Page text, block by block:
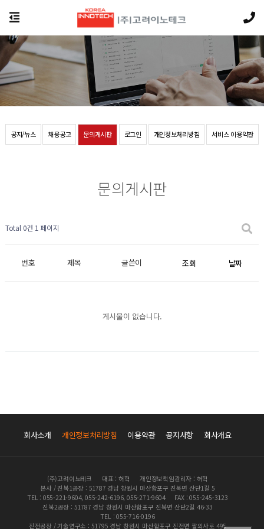
공지/뉴스 채용공고 문의게시판 로그인 개인정보처리방침 서비스 이용약관
문의게시판
Total 0건 1 페이지
번호 제목 글쓴이 조회 날짜
게시물이 없습니다.
회사소개 개인정보처리방침 이용약관 공지사항 회사개요
(주)고려이노테크 대표 : 허혁
개인정보책임관리자 : 허혁
본사 / 진북1공장 : 51787 경남 창원시 마산합포구 진북면 산단1길 5
TEL : 055-221-9604, 055-242-6196, 055-271-9604
FAX : 055-245-3123
진북2공장 : 51787 경남 창원시 마산합포구 진북면 산단2길 46-33
TEL : 055-716-0196
진전공장 / 기술연구소 : 51795 경남 창원시 마산합포구 진전면 팔의사로 495